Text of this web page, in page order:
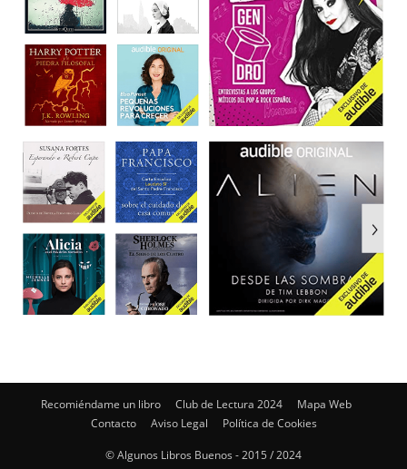
Recomiéndame un libro Club de Lectura 2024
Mapa Web
Contacto
Aviso Legal Política de Cookies
© Algunos Libros Buenos - 2015 / 2024